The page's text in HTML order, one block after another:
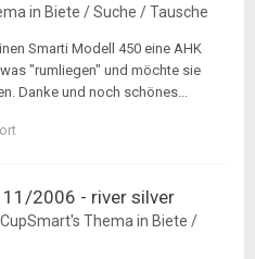
in Biete / Suche / Tausche
Smarti Modell 450 eine AHK
"rumliegen" und möchte sie
Danke und noch schönes...
11/2006 - river silver
CupSmart's Thema in Biete /